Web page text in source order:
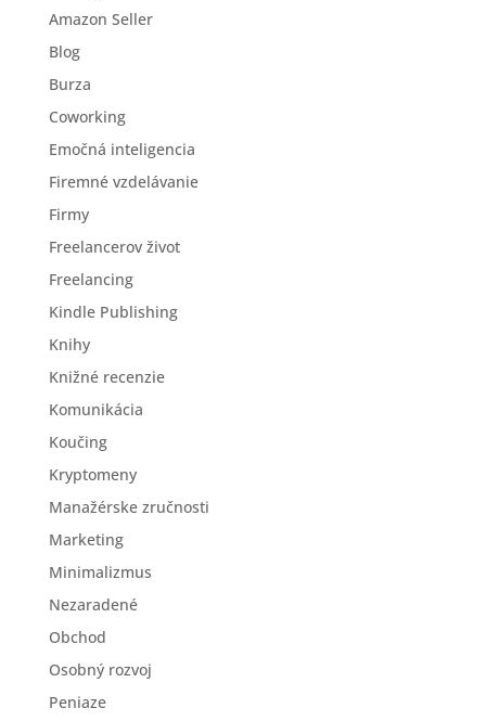
Amazon Seller
Blog
Burza
Coworking
Emočná inteligencia
Firemné vzdelávanie
Firmy
Freelancerov život
Freelancing
Kindle Publishing
Knihy
Knižné recenzie
Komunikácia
Koučing
Kryptomeny
Manažérske zručnosti
Marketing
Minimalizmus
Nezaradené
Obchod
Osobný rozvoj
Peniaze